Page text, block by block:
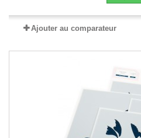
Ajouter au comparateur